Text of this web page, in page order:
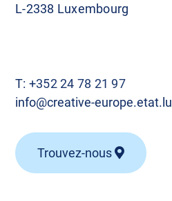
L-2338 Luxembourg
T: +352 24 78 21 97
info@creative-europe.etat.lu
Trouvez-nous